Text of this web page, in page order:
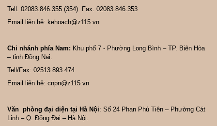
Tell: 02083.846.355 (354) Fax: 02083.846.353
Email liên hệ: kehoach@z115.vn
Chi nhánh phía Nam: Khu phố 7 - Phường Long Bình – TP. Biên Hòa
– tỉnh Đồng Nai.
Tell/Fax: 02513.893.474
Email liên hệ: cnpn@z115.vn
Văn phòng đại diện tại Hà Nội: Số 24 Phan Phù Tiên – Phường Cát
Linh – Q. Đống Đai – Hà Nội.